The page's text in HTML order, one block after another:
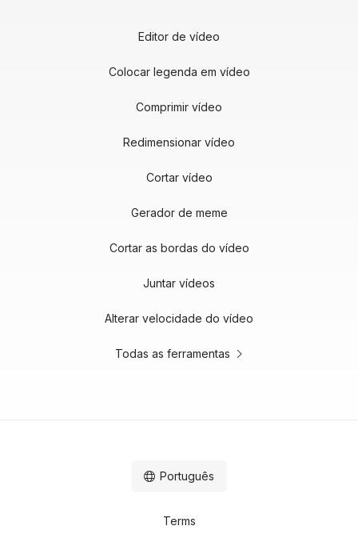
Editor de vídeo
Colocar legenda em vídeo
Comprimir vídeo
Redimensionar vídeo
Cortar vídeo
Gerador de meme
Cortar as bordas do vídeo
Juntar vídeos
Alterar velocidade do vídeo
Todas as ferramentas
Terms
Português